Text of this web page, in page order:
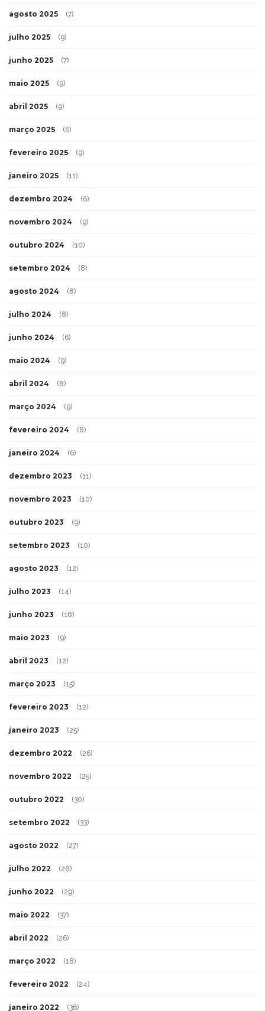
agosto 2025 (7)
julho 2025 (9)
junho 2025 (7)
maio 2025 (9)
abril 2025 (9)
março 2025 (6)
fevereiro 2025 (9)
janeiro 2025 (11)
dezembro 2024 (6)
novembro 2024 (9)
outubro 2024 (10)
setembro 2024 (8)
agosto 2024 (8)
julho 2024 (8)
junho 2024 (6)
maio 2024 (9)
abril 2024 (8)
março 2024 (9)
fevereiro 2024 (8)
janeiro 2024 (6)
dezembro 2023 (11)
novembro 2023 (10)
outubro 2023 (9)
setembro 2023 (10)
agosto 2023 (12)
julho 2023 (14)
junho 2023 (18)
maio 2023 (9)
abril 2023 (12)
março 2023 (15)
fevereiro 2023 (12)
janeiro 2023 (25)
dezembro 2022 (26)
novembro 2022 (25)
outubro 2022 (30)
setembro 2022 (33)
agosto 2022 (27)
julho 2022 (28)
junho 2022 (29)
maio 2022 (37)
abril 2022 (26)
março 2022 (18)
fevereiro 2022 (24)
janeiro 2022 (36)